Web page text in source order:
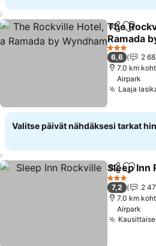
Jaa Lisää
The
Ramada
Katso
3 Tähtiluokitus
6,6
2
7.0 km
Airpark
Laaja
Valitse päivät nähdäksesi tarkat
Jaa Lisää
Sleep Inn
3 Tähtiluokitus
7,2
2
7.0 km
Airpark